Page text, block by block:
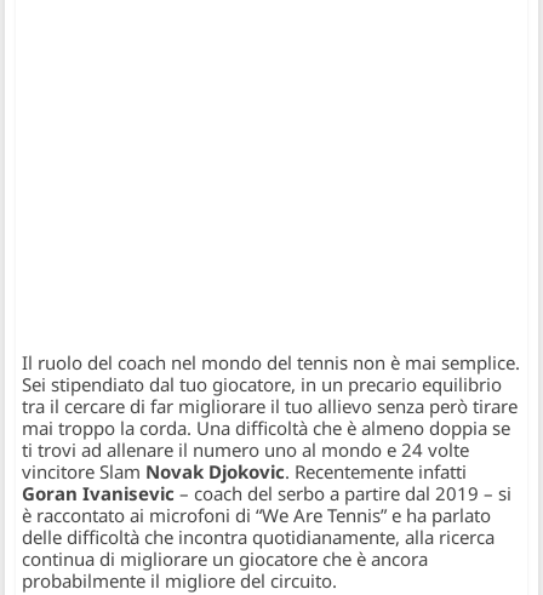
Il ruolo del coach nel mondo del tennis non è mai semplice.
Sei stipendiato dal tuo giocatore, in un precario equilibrio
tra il cercare di far migliorare il tuo allievo senza però tirare
mai troppo la corda. Una difficoltà che è almeno doppia se
ti trovi ad allenare il numero uno al mondo e 24 volte
vincitore Slam Novak Djokovic. Recentemente infatti
Goran Ivanisevic – coach del serbo a partire dal 2019 – si
è raccontato ai microfoni di “We Are Tennis” e ha parlato
delle difficoltà che incontra quotidianamente, alla ricerca
continua di migliorare un giocatore che è ancora
probabilmente il migliore del circuito.